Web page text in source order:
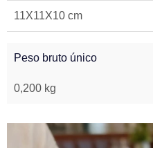
11X11X10 cm
Peso bruto único
0,200 kg